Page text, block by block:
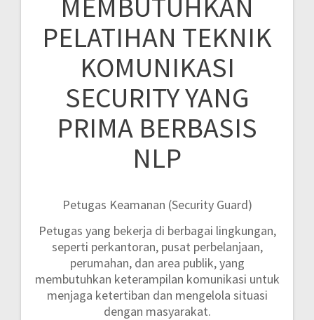
PELATIHAN TEKNIK
KOMUNIKASI
SECURITY YANG
PRIMA BERBASIS
NLP
Petugas Keamanan (Security Guard)
Petugas yang bekerja di berbagai lingkungan,
seperti perkantoran, pusat perbelanjaan,
perumahan, dan area publik, yang
membutuhkan keterampilan komunikasi untuk
menjaga ketertiban dan mengelola situasi
dengan masyarakat.